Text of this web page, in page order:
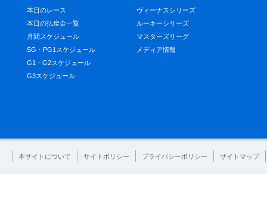
本日のレース
本日の払戻金一覧
月間スケジュール
SG・PG1スケジュール
G1・G2スケジュール
G3スケジュール
ヴィーナスシリーズ
ルーキーシリーズ
マスターズリーグ
メディア情報
本サイトについて サイトポリシー プライバシーポリシー サイトマップ